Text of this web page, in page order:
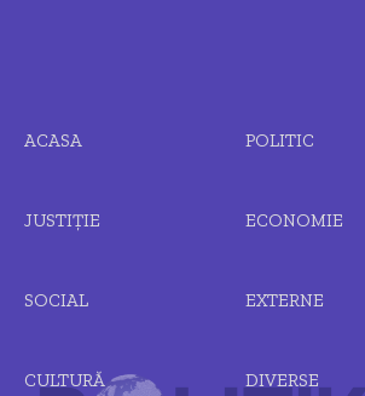
ACASA POLITIC
JUSTIȚIE ECONOMIE
SOCIAL EXTERNE
CULTURĂ DIVERSE